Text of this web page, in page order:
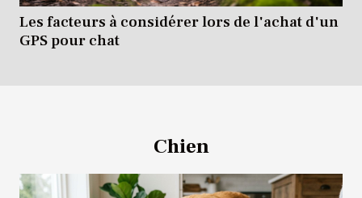
Les facteurs à considérer lors de l'achat d'un
GPS pour chat
Chien